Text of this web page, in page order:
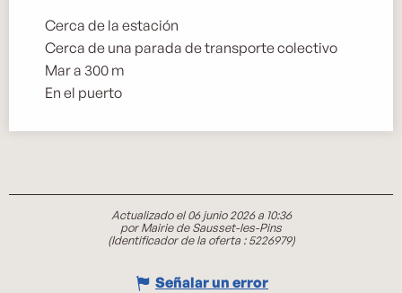
Cerca de la estación
Cerca de una parada de transporte colectivo
Mar a 300 m
En el puerto
Actualizado el 06 junio 2026 a 10:36
por Mairie de Sausset-les-Pins
(Identificador de la oferta :5226979)
Señalar un error